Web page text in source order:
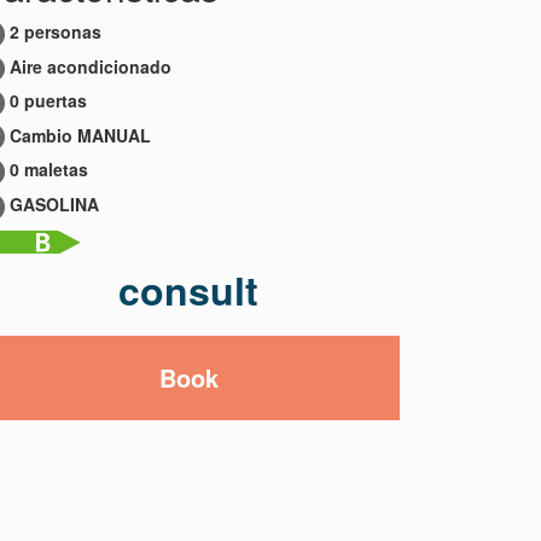
2 personas
Aire acondicionado
0 puertas
Cambio MANUAL
0 maletas
GASOLINA
consult
Book